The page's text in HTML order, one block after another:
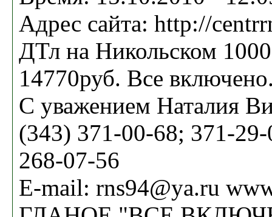
Адрес сайта: http://
ДТл на Никольском
14770руб. Все
С уважением Наталия
(343) 371-00-68; 371-
268-07-56
E-mail: rns94@ya.ru